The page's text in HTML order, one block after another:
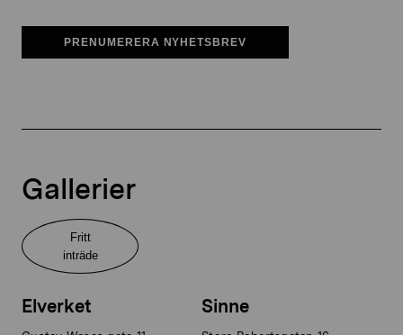
PRENUMERERA NYHETSBREV
Gallerier
Fritt
inträde
Elverket Sinne